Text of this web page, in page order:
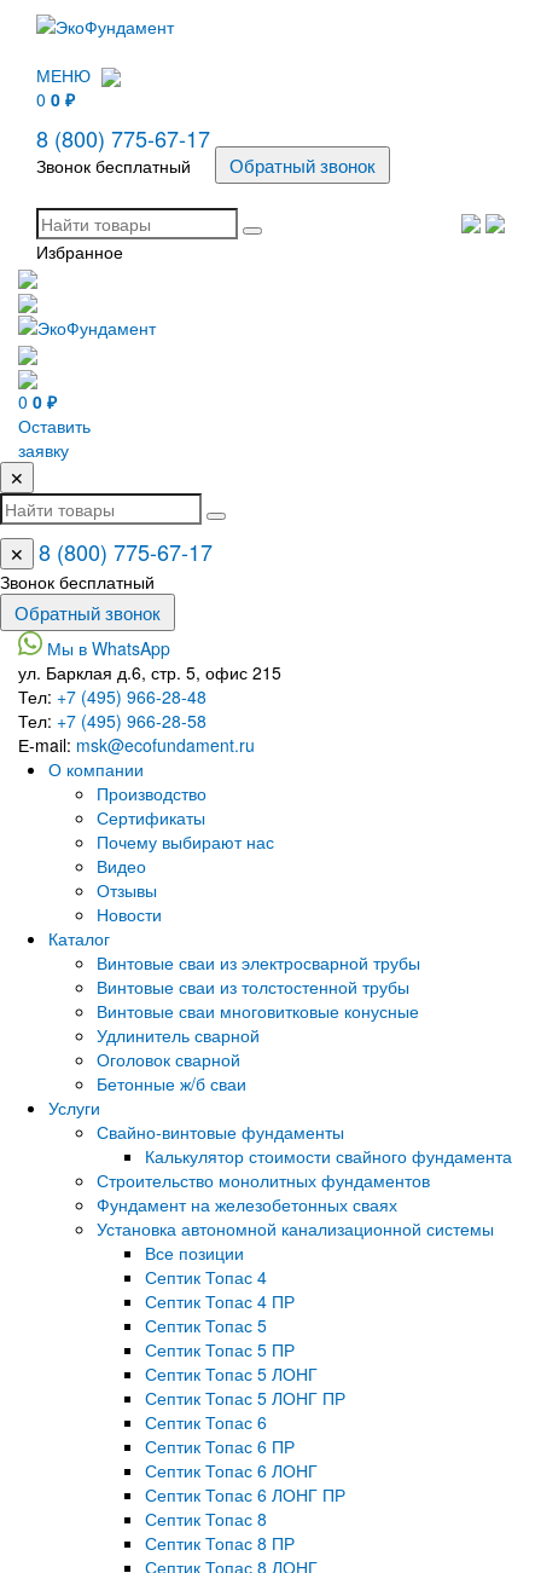
МЕНЮ
0 0 ₽
8 (800) 775-67-17
Звонок бесплатный
Избранное
0 0 ₽
Оставить
заявку
✕
✕ 8 (800) 775-67-17
Звонок бесплатный
Мы в WhatsApp
ул. Барклая д.6, стр. 5, офис 215
Тел: +7 (495) 966-28-48
Тел: +7 (495) 966-28-58
Е-mail: msk@ecofundament.ru
О компании
Производство
Сертификаты
Почему выбирают нас
Видео
Отзывы
Новости
Каталог
Винтовые сваи из электросварной трубы
Винтовые сваи из толстостенной трубы
Винтовые сваи многовитковые конусные
Удлинитель сварной
Оголовок сварной
Бетонные ж/б сваи
Услуги
Свайно-винтовые фундаменты
Калькулятор стоимости свайного фундамента
Строительство монолитных фундаментов
Фундамент на железобетонных сваях
Установка автономной канализационной системы
Все позиции
Септик Топас 4
Септик Топас 4 ПР
Септик Топас 5
Септик Топас 5 ПР
Септик Топас 5 ЛОНГ
Септик Топас 5 ЛОНГ ПР
Септик Топас 6
Септик Топас 6 ПР
Септик Топас 6 ЛОНГ
Септик Топас 6 ЛОНГ ПР
Септик Топас 8
Септик Топас 8 ПР
Септик Топас 8 ЛОНГ